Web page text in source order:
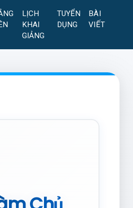
LỊCH
KHAI
GIẢNG
TUYỂN
DỤNG
BÀI
VIẾT